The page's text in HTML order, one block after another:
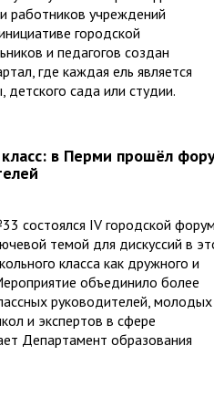
работников учреждений
городской
и педагогов создан
где каждая ель является
сада или студии.
в Перми прошёл
состоялся IV городской
темой для дискуссий в
класса как дружного и
объединило более
руководителей, молодых
и экспертов в сфере
Департамент образования